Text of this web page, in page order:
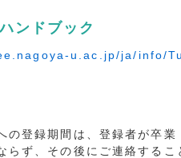
ンドブック
u.ac.jp/ja/info/
の登録期間は、登録者が卒
らず、その後にご連絡する